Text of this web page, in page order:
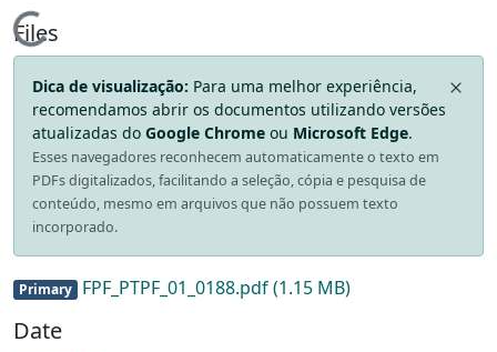
Loading...
Files
Dica de visualização: Para uma melhor experiência,
recomendamos abrir os documentos utilizando versões
atualizadas do Google Chrome ou Microsoft Edge.
Esses navegadores reconhecem automaticamente o texto em
PDFs digitalizados, facilitando a seleção, cópia e pesquisa de
conteúdo, mesmo em arquivos que não possuem texto
incorporado.
Primary FPF_PTPF_01_0188.pdf(1.15 MB)
Date